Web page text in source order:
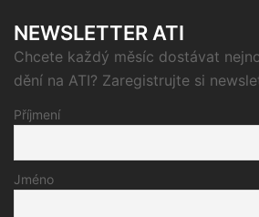
NEWSLETTER ATI
Chcete každý měsíc dostávat
dění na ATI? Zaregistrujte si
Příjmení
Jméno